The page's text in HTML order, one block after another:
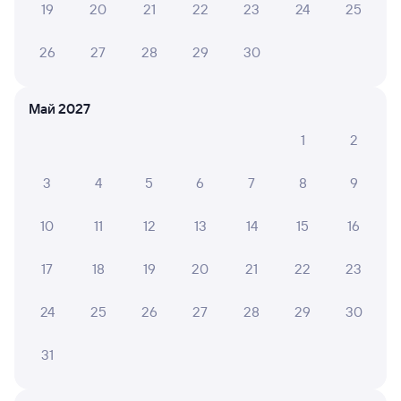
Подробные ответы на вопросы о поездке или
СМС-сопровождение до посадки в поезд
Что нужно, чтобы сесть в поезд?
Как поменять билет на другую дату или
Как вернуть билет?
Что делать, если ошибся при вводе данных
пассажира?
Как перевезти животное в поезде?
19 20 21 22 23 24 25
26 27 28 29 30
Май 2027
1
2
3 4 5 6 7 8 9
10 11 12 13 14 15 16
17 18 19 20 21 22 23
24 25 26 27 28 29 30
31